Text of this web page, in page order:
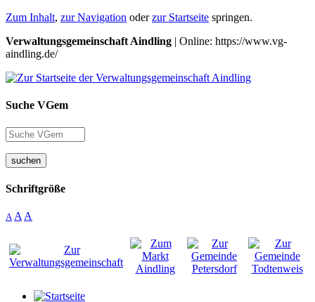
Zum Inhalt, zur Navigation oderzur Startseite springen.
Verwaltungsgemeinschaft Aindling | Online: https://www.vg-
aindling.de/
Suche VGem
suchen
Schriftgröße
A A A